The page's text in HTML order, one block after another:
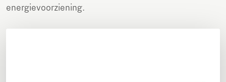
energievoorziening.